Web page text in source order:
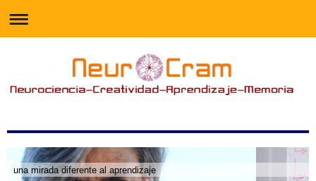
una mirada diferente al aprendizaje